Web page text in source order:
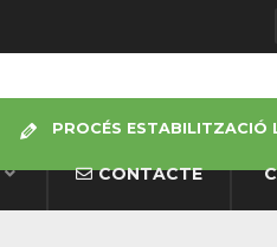
CONTACTE
PROCÉS ESTABILITZACIÓ